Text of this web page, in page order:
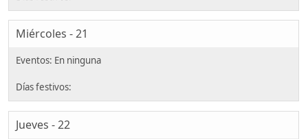
Miércoles - 21
Jueves - 22